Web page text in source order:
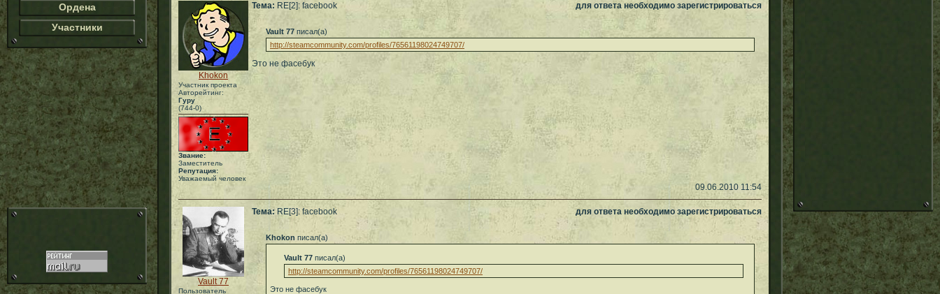
Ордена
Участники
Khokon
Участник проекта
Авторейтинг:
Гуру
(744-0)
Звание:
Заместитель
Репутация:
Уважаемый человек
Тема: RE[2]: facebook для ответа необходимо зарегистрироваться
Vault 77 писал(а)
http://steamcommunity.com/profiles/76561198024749707/
Это не фасебук
09.06.2010 11:54
Vault 77
Пользователь
Тема: RE[3]: facebook для ответа необходимо зарегистрироваться
Khokon писал(а)
Vault 77 писал(а)
http://steamcommunity.com/profiles/76561198024749707/
Это не фасебук